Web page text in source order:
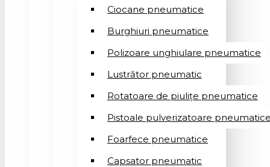
Ciocane pneumatice
Burghiuri pneumatice
Polizoare unghiulare pneumatice
Lustrător pneumatic
Rotatoare de piulițe pneumatice
Pistoale pulverizatoare
Foarfece pneumatice
Capsator pneumatic